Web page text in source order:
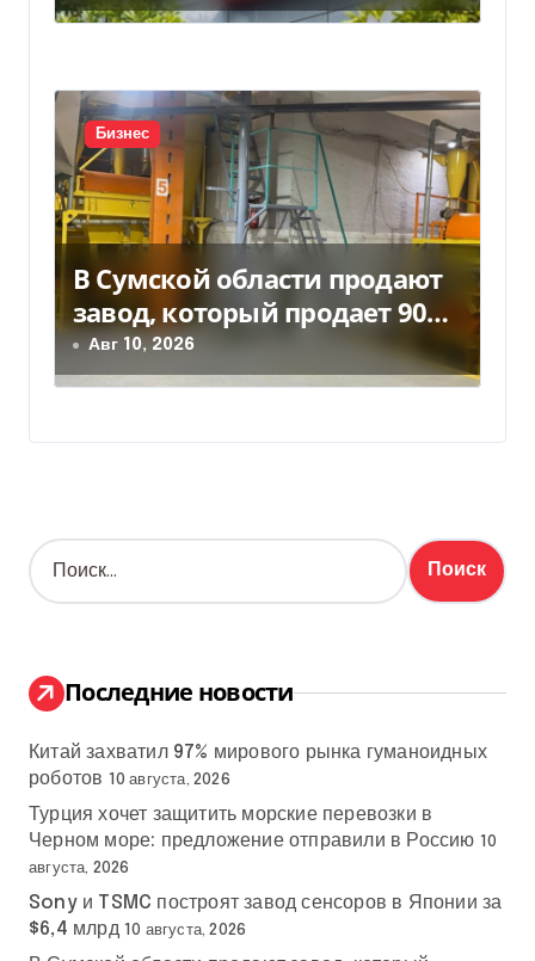
Бизнес
В Сумской области продают
завод, который продает 90%
товаров за границу
Авг 10, 2026
Н
а
:
Последние новости
Китай захватил 97% мирового рынка гуманоидных
роботов 10 августа, 2026
Турция хочет защитить морские перевозки в
Черном море: предложение отправили в Россию 10
августа, 2026
Sony и TSMC построят завод сенсоров в Японии за
$6,4 млрд 10 августа, 2026